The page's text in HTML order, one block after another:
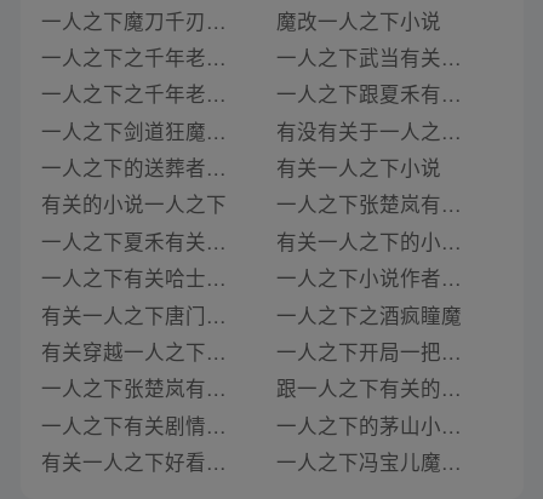
一人之下魔刀千刃的小说
一人之下之千年老魔小说
一人之下之千年老魔小说在线阅读
一人之下剑道狂魔小说
一人之下的送葬者刀仙髅小说
有关的小说一人之下
一人之下夏禾有关的小说
一人之下有关哈士奇的小说
有关一人之下唐门篇的小说
有关穿越一人之下的相关小说
一人之下张楚岚有关的小说
一人之下有关剧情的小说
有关一人之下好看的小说
魔改一人之下小说
一人之下武当有关的番外小说
一人之下跟夏禾有关的小说
有没有关于一人之下的小说
有关一人之下小说
一人之下张楚岚有关的小说有什么
有关一人之下的小说女主夏禾
一人之下小说作者青月刀
一人之下之酒疯瞳魔
一人之下开局一把刀小说
跟一人之下有关的小说有哪些好看点
一人之下的茅山小说叫什么
一人之下冯宝儿魔改小说